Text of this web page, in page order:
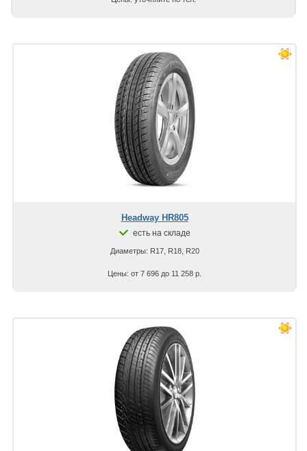
Headway HR805
есть на складе
Диаметры: R17, R18, R20
Цены: от 7 696 до 11 258 р.